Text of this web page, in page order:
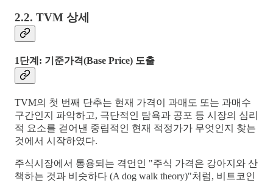
2.2. TVM 상세
1단계: 기준가격(Base Price) 도출
TVM의 첫 번째 단추는 현재 가격이 과매도 또는 과매수
구간인지 파악하고, 극단적인 탐욕과 공포 등 시장의 심리
적 요소를 걷어낸 중립적인 현재 적정가가 무엇인지 찾는
것에서 시작하였다.
주식시장에서 통용되는 격언인 "주식 가격은 강아지와 산
책하는 것과 비슷하다 (A dog walk theory)"처럼, 비트코인